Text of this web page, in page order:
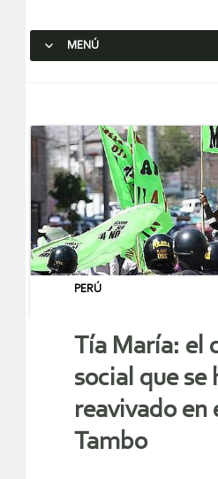
MENÚ
PERÚ
Tía María: el
social que se
reavivado en
Tambo